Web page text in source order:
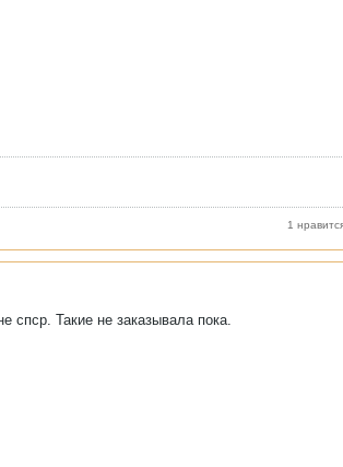
1
Такие не заказывала пока.